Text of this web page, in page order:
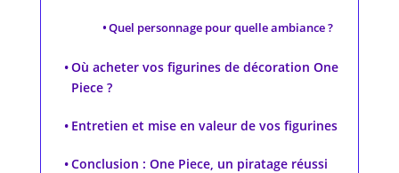
Quel personnage pour quelle ambiance ?
Où acheter vos figurines de décoration One
Piece ?
Entretien et mise en valeur de vos figurines
Conclusion : One Piece, un piratage réussi